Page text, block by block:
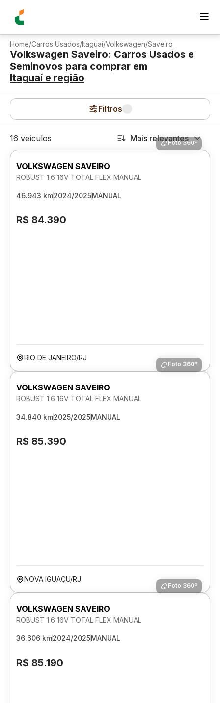
Home/Carros Usados/Itaguaí/Volkswagen/Saveiro
Volkswagen Saveiro: Carros Usados e
Seminovos para comprar em
Itaguaíe região
Filtros
16 veículos Mais relevantes
Foto 360º
VOLKSWAGEN SAVEIRO
ROBUST 1.6 16V TOTAL FLEX MANUAL
46.943 km2024/2025MANUAL
R$ 84.390
RIO DE JANEIRO/RJ
Foto 360º
VOLKSWAGEN SAVEIRO
ROBUST 1.6 16V TOTAL FLEX MANUAL
34.840 km2025/2025MANUAL
R$ 85.390
NOVA IGUAÇU/RJ
Foto 360º
VOLKSWAGEN SAVEIRO
ROBUST 1.6 16V TOTAL FLEX MANUAL
36.606 km2024/2025MANUAL
R$ 85.190